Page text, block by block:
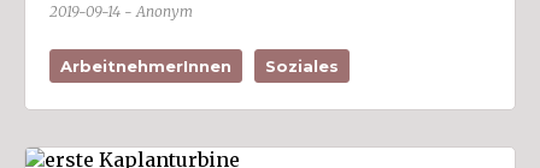
2019-09-14 - Anonym
ArbeitnehmerInnen Soziales